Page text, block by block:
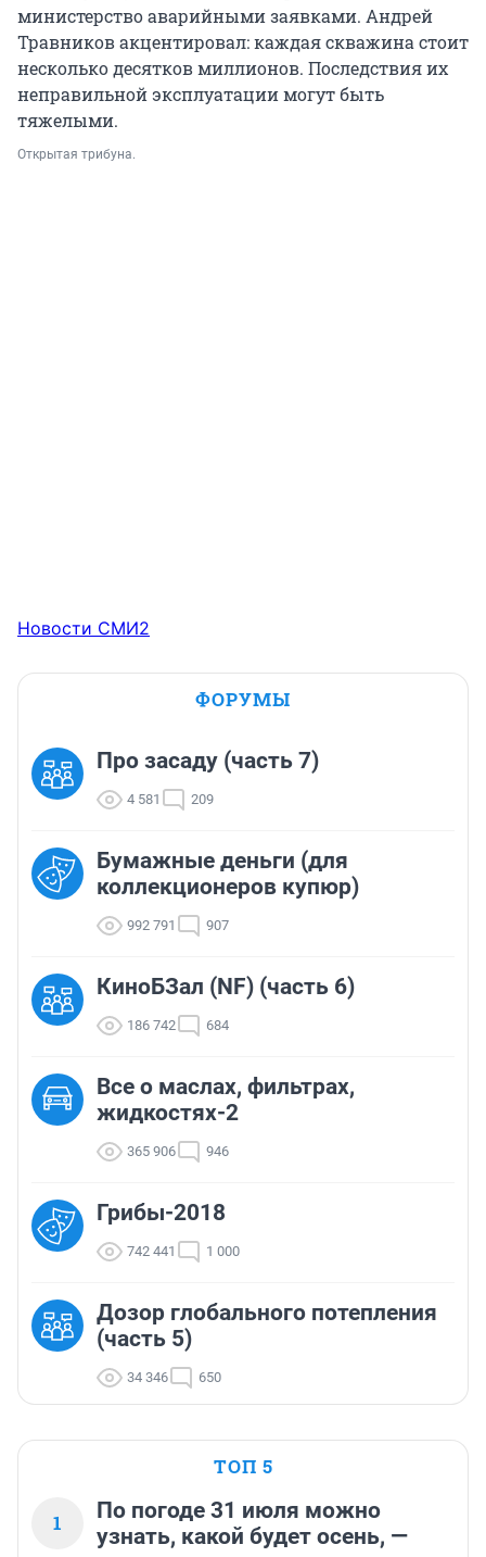
министерство аварийными заявками. Андрей
Травников акцентировал: каждая скважина стоит
несколько десятков миллионов. Последствия их
неправильной эксплуатации могут быть
тяжелыми.
Открытая трибуна.
Новости СМИ2
ФОРУМЫ
Про засаду (часть 7)
4 581 209
Бумажные деньги (для
коллекционеров купюр)
992 791 907
КиноБЗал (NF) (часть 6)
186 742 684
Все о маслах, фильтрах,
жидкостях-2
365 906 946
Грибы-2018
742 441 1 000
Дозор глобального потепления
(часть 5)
34 346 650
ТОП 5
1
По погоде 31 июля можно
узнать, какой будет осень, —